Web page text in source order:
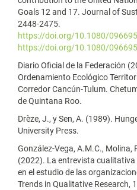
Goals 12 and 17. Journal of
2448-2475.
https://doi.org/10.1080/
https://doi.org/10.1080/
Diario Oficial de la Federación
Ordenamiento Ecológico
Corredor Cancún-Tulum.
de Quintana Roo.
Drèze, J., y Sen, A. (1989).
University Press.
González-Vega, A.M.C., Molina,
(2022). La entrevista
en el estudio de las
Trends in Qualitative Research,